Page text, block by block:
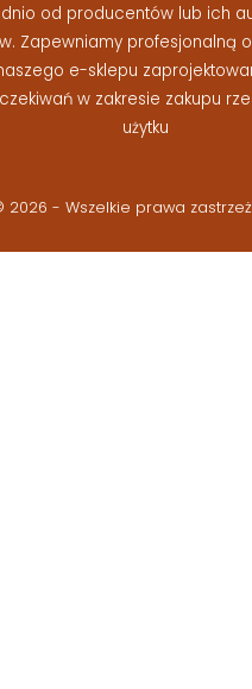
od producentów lub ich
Zapewniamy profesjonalną
e-sklepu
w zakresie zakupu
użytku
2026 - Wszelkie prawa